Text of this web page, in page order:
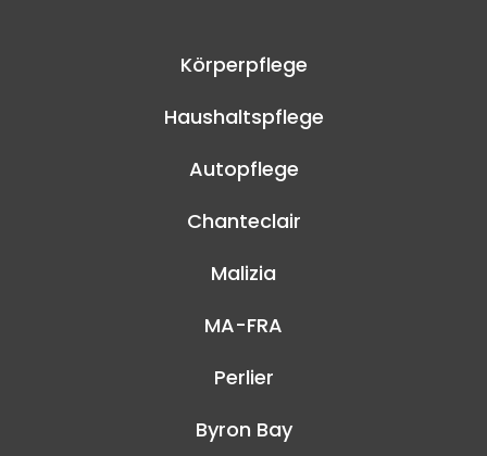
Körperpflege
Haushaltspflege
Autopflege
Chanteclair
Malizia
MA-FRA
Perlier
Byron Bay